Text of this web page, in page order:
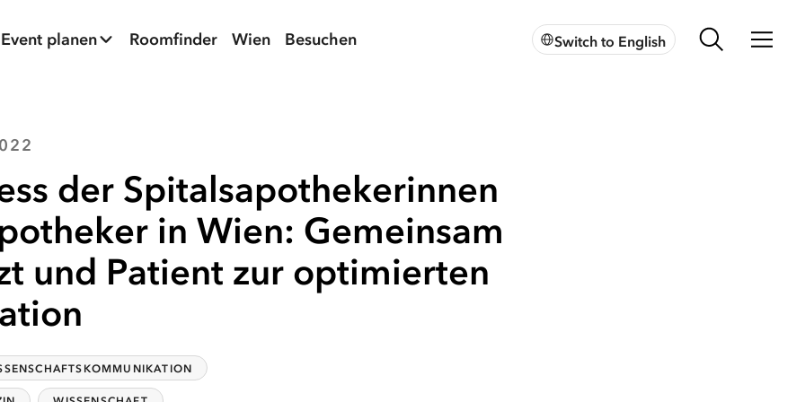
Event planen Roomfinder Wien Besuchen Switch to English
der Spitalsapothekerinnen
in Wien: Gemeinsam
und Patient zur optimierten